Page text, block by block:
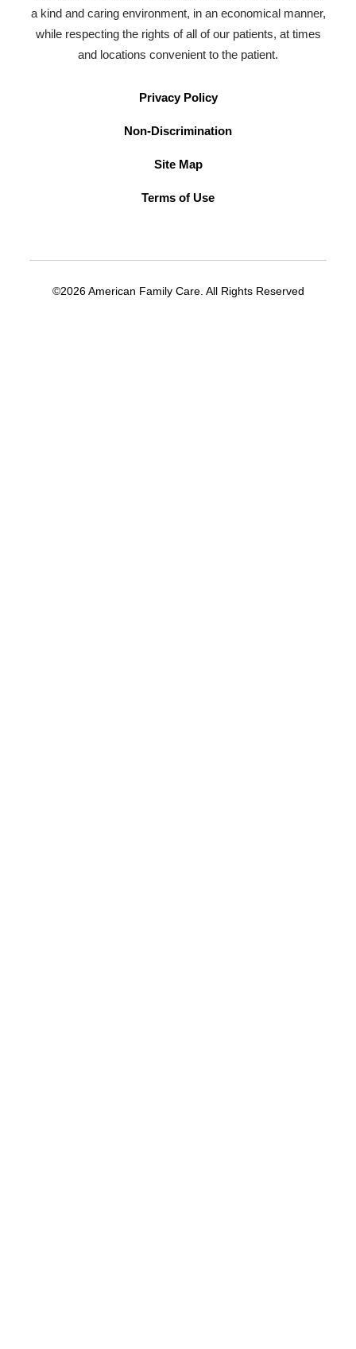
a kind and caring environment, in an economical manner,
while respecting the rights of all of our patients, at times
and locations convenient to the patient.
Privacy Policy
Non-Discrimination
Site Map
Terms of Use
©2026 American Family Care. All Rights Reserved